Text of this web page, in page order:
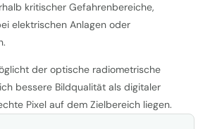
kritischer Gefahrenbereiche,
elektrischen Anlagen oder
der optische radiometrische
bessere Bildqualität als digitaler
Pixel auf dem Zielbereich liegen.